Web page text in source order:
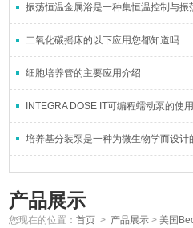
振荡恒温金属浴是一种集恒温控制与
二氧化碳摇床的以下应用您都知道吗
细胞培养管的主要应用介绍
INTEGRA DOSE IT可编程蠕动泵的使
培养基分装泵是一种为微生物学而设
产品展示
您现在的位置：首页 > 产品展示 >美国